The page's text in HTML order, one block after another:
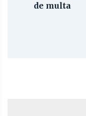
de multa